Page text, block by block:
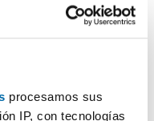
procesamos sus
IP, con tecnologías